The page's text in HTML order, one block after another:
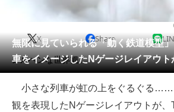
会員記事
メディア
注目記事を集めた総合ページ
無限に見ていられる「動く鉄道模型
車をイメージしたNゲージレイアウト
X Share
メルヘンな世界観。
小さな列車が虹の上をぐるぐる
観を表現したNゲージレイアウトが、